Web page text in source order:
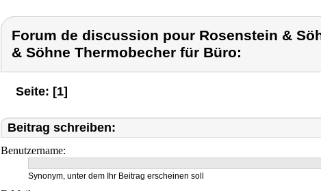
Forum de discussion pour Rosenstein &
& Söhne Thermobecher für Büro:
Seite: [1]
Beitrag schreiben:
Benutzername:
Synonym, unter dem Ihr Beitrag erscheinen soll